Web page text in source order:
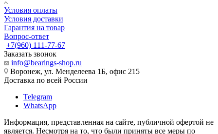
Условия оплаты
Условия доставки
Гарантия на товар
Вопрос-ответ
+7(960) 111-77-67
Заказать звонок
info@bearings-shop.ru
Воронеж, ул. Менделеева 1Б, офис 215
Доставка по всей России
Telegram
WhatsApp
Информация, представленная на сайте, публичной офертой не
является. Несмотря на то, что были приняты все меры по